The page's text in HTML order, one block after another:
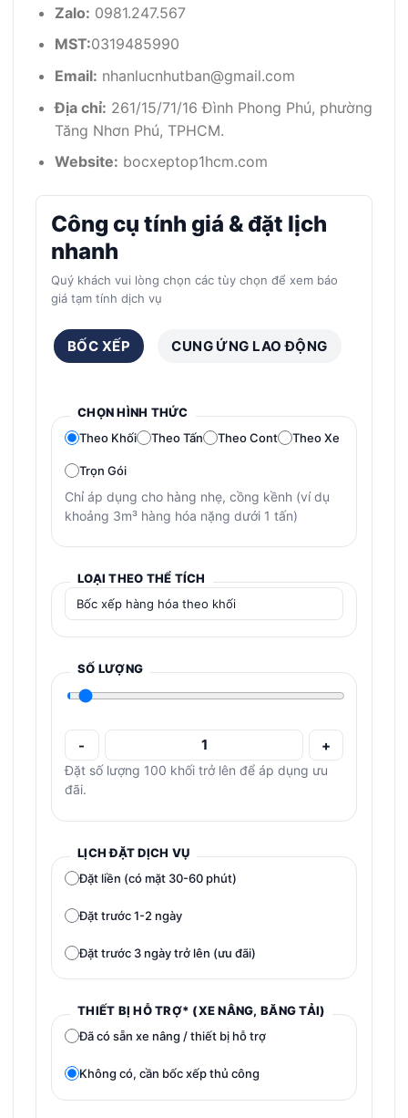
Zalo: 0981.247.567
MST:0319485990
Email: nhanlucnhutban@gmail.com
Địa chỉ: 261/15/71/16 Đình Phong Phú, phường
Tăng Nhơn Phú, TPHCM.
Website: bocxeptop1hcm.com
Công cụ tính giá & đặt lịch
nhanh
Quý khách vui lòng chọn các tùy chọn để xem báo
giá tạm tính dịch vụ
BỐC XẾP CUNG ỨNG LAO ĐỘNG
CHỌN HÌNH THỨC
Theo Khối
Theo Tấn Theo Cont Theo Xe
Trọn Gói
Chỉ áp dụng cho hàng nhẹ, cồng kềnh (ví dụ
khoảng 3m³ hàng hóa nặng dưới 1 tấn)
LOẠI THEO THỂ TÍCH
SỐ LƯỢNG
- +
Đặt số lượng 100 khối trở lên để áp dụng ưu
đãi.
LỊCH ĐẶT DỊCH VỤ
Đặt liền (có mặt 30-60 phút)
Đặt trước 1-2 ngày
Đặt trước 3 ngày trở lên (ưu đãi)
THIẾT BỊ HỖ TRỢ* (XE NÂNG, BĂNG TẢI)
Đã có sẵn xe nâng / thiết bị hỗ trợ
Không có, cần bốc xếp thủ công